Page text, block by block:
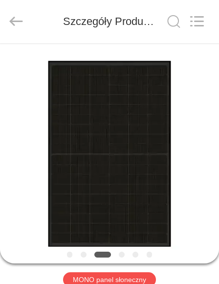
KONTROLA
JAKOŚCI
LTD.
Szczegóły Produktu
MONO panel słoneczny